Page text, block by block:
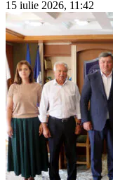
15 iulie 2026, 11:42